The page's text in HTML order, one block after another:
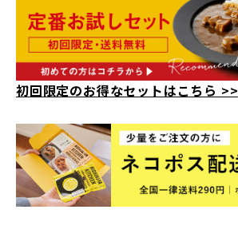
初回限定のお得なセットはこちら >>